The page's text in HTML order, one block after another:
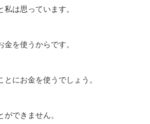
は思っています。
を使うからです。
にお金を使うでしょう。
できません。